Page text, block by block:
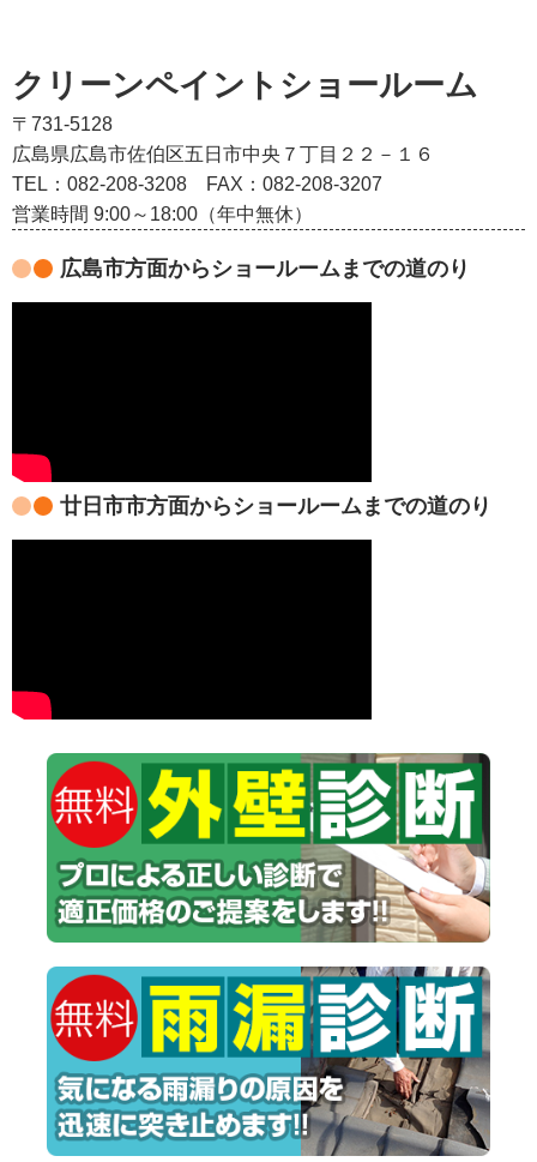
クリーンペイントショールーム
〒731-5128
広島県広島市佐伯区五日市中央７丁目２２－１６
TEL：082‐208‐3208
FAX：082-208-3207
営業時間 9:00～18:00（年中無休）
広島市方面からショールームまでの道のり
廿日市市方面からショールームまでの道のり